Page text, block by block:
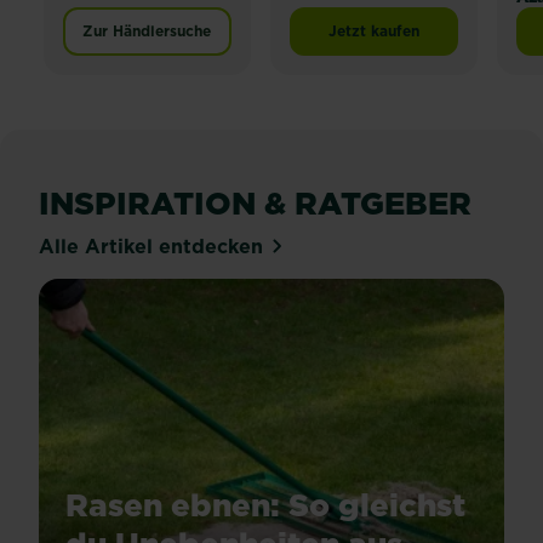
Zur Händlersuche Jetzt kaufenSubstral® Naturen®
INSPIRATION & RATGEBER
Alle Artikel entdecken
Rasen ebnen: So gleichst